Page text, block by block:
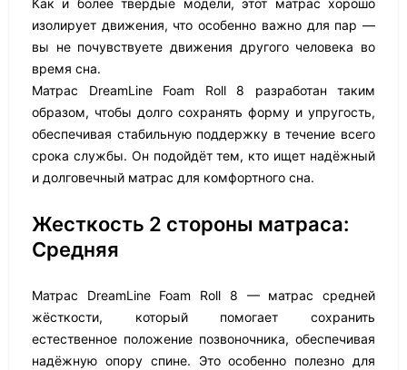
Как и более твёрдые модели, этот матрас хорошо
изолирует движения, что особенно важно для пар —
вы не почувствуете движения другого человека во
время сна.
Матрас DreamLine Foam Roll 8 разработан таким
образом, чтобы долго сохранять форму и упругость,
обеспечивая стабильную поддержку в течение всего
срока службы. Он подойдёт тем, кто ищет надёжный
и долговечный матрас для комфортного сна.
Жесткость 2 стороны матраса:
Средняя
Матрас DreamLine Foam Roll 8 — матрас средней
жёсткости, который помогает сохранить
естественное положение позвоночника, обеспечивая
надёжную опору спине. Это особенно полезно для